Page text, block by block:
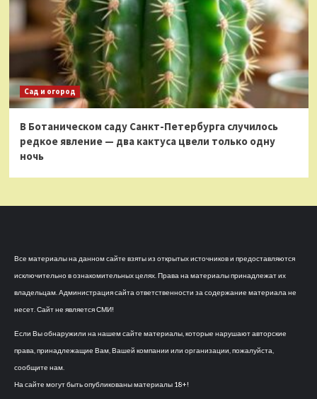
Сад и огород
В Ботаническом саду Санкт-Петербурга случилось
редкое явление — два кактуса цвели только одну
ночь
Все материалы на данном сайте взяты из открытых источников и предоставляются
исключительно в ознакомительных целях. Права на материалы принадлежат их
владельцам. Администрация сайта ответственности за содержание материала не
несет. Сайт не является СМИ!
Если Вы обнаружили на нашем сайте материалы, которые нарушают авторские
права, принадлежащие Вам, Вашей компании или организации, пожалуйста,
сообщите нам.
На сайте могут быть опубликованы материалы 18+!